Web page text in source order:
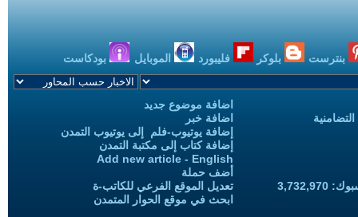
بنترست بلوكر فليبورد الموبايل بودكاست
اضافة موضوع جديد
اضافة خبر
إضافة يوتيوب-فلم إلى يوتيوب التمدن
إضافة كتاب إلى مكتبة التمدن
Add new article - English
أضف حملة
تعديل الموقع الفرعي للكاتب-ة
ابحث في موقع الحوار المتمدن